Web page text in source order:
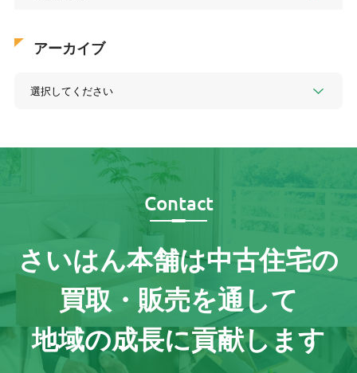
アーカイブ
Contact
さいはん本舗は中古住宅の
買取・販売を通して
地域の成長に貢献します